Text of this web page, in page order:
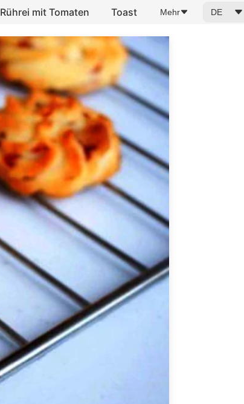
Rührei mit Tomaten Toast Mehr DE